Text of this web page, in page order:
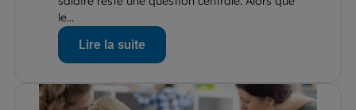
le...
Lire la suite